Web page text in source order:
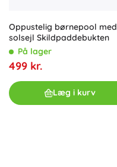
Oppustelig børnepool med
solsejl Skildpaddebukten
På lager
499 kr.
Læg i kurv